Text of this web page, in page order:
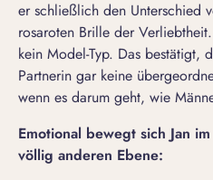
er schließlich den Unterschied
rosaroten Brille der
kein Model-Typ. Das bestätigt,
Partnerin gar keine
wenn es darum geht, wie
Emotional bewegt sich Jan
völlig anderen Ebene: